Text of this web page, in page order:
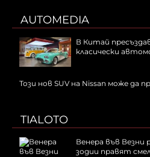
AUTOMEDIA
В Китай
класически
Този нов SUV на Nissan може да
TIALOTO
Венера във Везни
зодии правят